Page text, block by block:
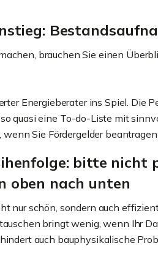
brauchen Sie einen
Energieberater ins Spiel. Die
quasi eine To-do-Liste mit
Sie Fördergelder
bitte nicht
oben nach unten
nur schön, sondern auch
bringt wenig, wenn Ihr
auch bauphysikalische